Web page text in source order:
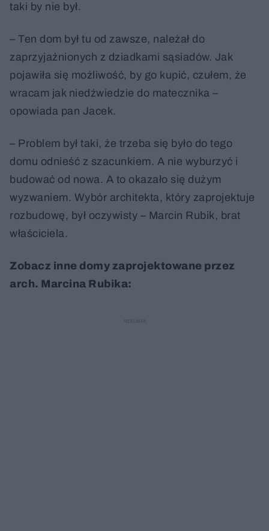
taki by nie był.
– Ten dom był tu od zawsze, należał do
zaprzyjaźnionych z dziadkami sąsiadów. Jak
pojawiła się możliwość, by go kupić, czułem, że
wracam jak niedźwiedzie do matecznika –
opowiada pan Jacek.
– Problem był taki, że trzeba się było do tego
domu odnieść z szacunkiem. A nie wyburzyć i
budować od nowa. A to okazało się dużym
wyzwaniem. Wybór architekta, który zaprojektuje
rozbudowę, był oczywisty – Marcin Rubik, brat
właściciela.
Zobacz inne domy zaprojektowane przez
arch. Marcina Rubika: